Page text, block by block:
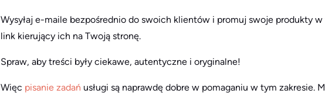
Wysyłaj e-maile bezpośrednio do swoich klientów i promuj swoje produkty
link kierujący ich na Twoją stronę.
Spraw, aby treści były ciekawe, autentyczne i oryginalne!
Więc pisanie zadań usługi są naprawdę dobre w pomaganiu w tym zakresie.